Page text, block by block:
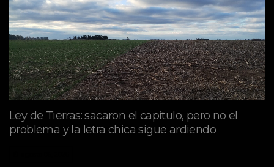
Ley de Tierras: sacaron el capítulo, pero no el
problema y la letra chica sigue ardiendo